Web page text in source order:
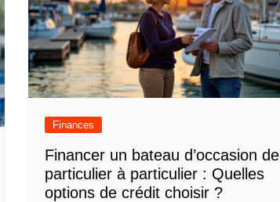
Finances
Financer un bateau d’occasion de
particulier à particulier : Quelles
options de crédit choisir ?